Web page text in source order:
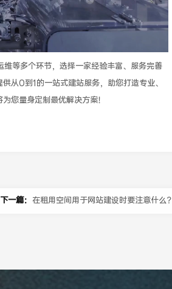
等多个环节，选择一家经验丰富、服务完善
从0到1的一站式建站服务，助您打造专业、
您量身定制最优解决方案！
下一篇： 在租用空间用于网站建设时要注意什么？